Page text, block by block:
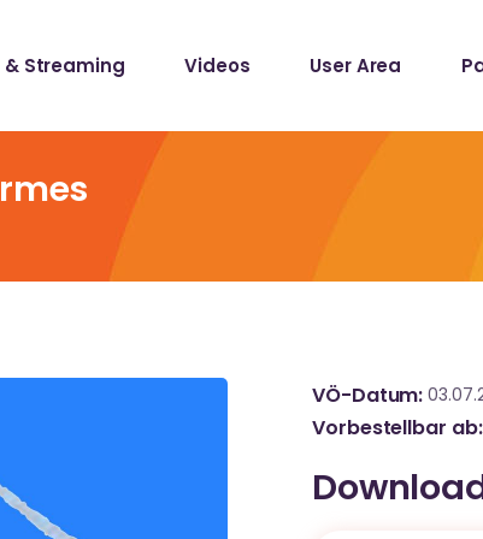
& Streaming Videos User Area
VÖ-Datum
Vorbestellbar ab